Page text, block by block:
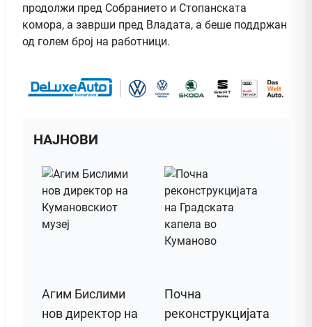
продолжи пред Собранието и Стопанската
комора, а заврши пред Владата, а беше поддржан
од голем број на работници.
НАЈНОВИ
Агим Бислими
нов директор на
Почна
реконструкцијата